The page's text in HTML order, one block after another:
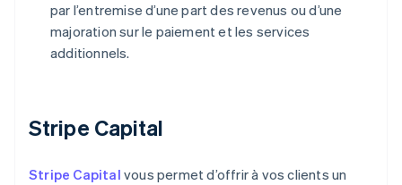
par l’entremise d’une part des revenus ou d’une
majoration sur le paiement et les services
additionnels.
Stripe Capital
Stripe Capital vous permet d’offrir à vos clients un